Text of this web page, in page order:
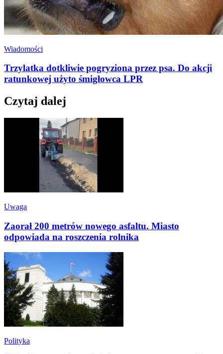
Wiadomości
Trzylatka dotkliwie pogryziona przez psa. Do akcji
ratunkowej użyto śmigłowca LPR
Czytaj dalej
Uwaga
Zaorał 200 metrów nowego asfaltu. Miasto
odpowiada na roszczenia rolnika
Polityka